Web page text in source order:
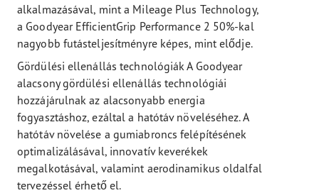
alkalmazásával, mint a Mileage Plus Technology,
a Goodyear EfficientGrip Performance 2 50%-kal
nagyobb futásteljesítményre képes, mint elődje.
Gördülési ellenállás technológiák A Goodyear
alacsony gördülési ellenállás technológiái
hozzájárulnak az alacsonyabb energia
fogyasztáshoz, ezáltal a hatótáv növeléséhez. A
hatótáv növelése a gumiabroncs felépítésének
optimalizálásával, innovatív keverékek
megalkotásával, valamint aerodinamikus oldalfal
tervezéssel érhető el.